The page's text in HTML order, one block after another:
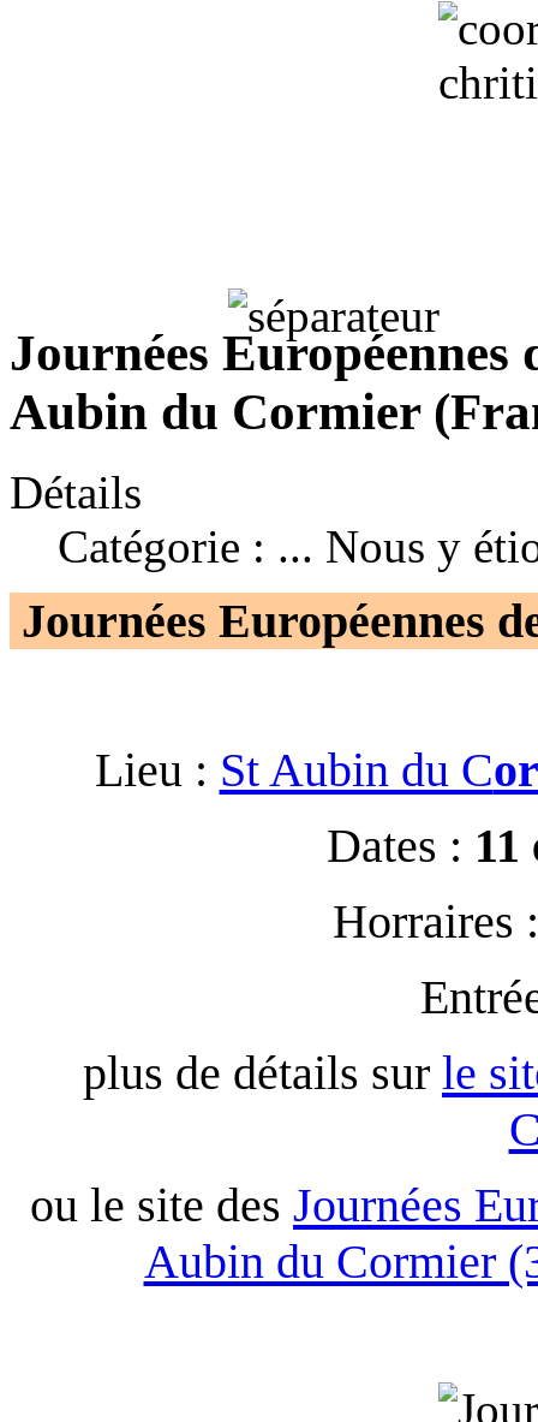
Journées
Aubin du Cormier
Détails
Catégorie : ... Nous y
Journées Européennes
Lieu : St Aubin du C
Dates :
Horraires
plus de détails sur le
ou le site des Journées
Aubin du Cormier